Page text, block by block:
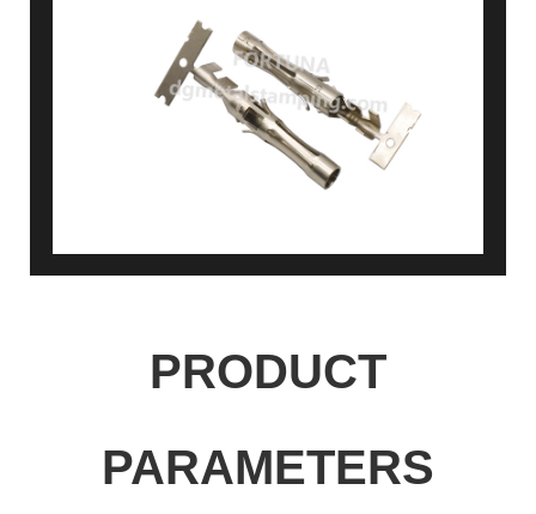
PRODUCT
PARAMETERS